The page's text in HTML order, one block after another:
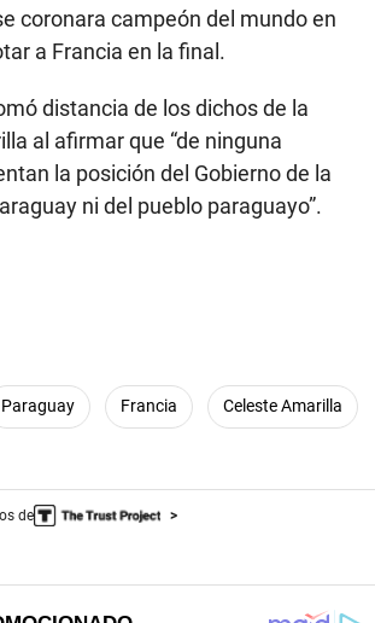
coronara campeón del mundo en
a Francia en la final.
distancia de los dichos de la
al afirmar que “de ninguna
la posición del Gobierno de la
ni del pueblo paraguayo”.
Paraguay Francia Celeste Amarilla
de